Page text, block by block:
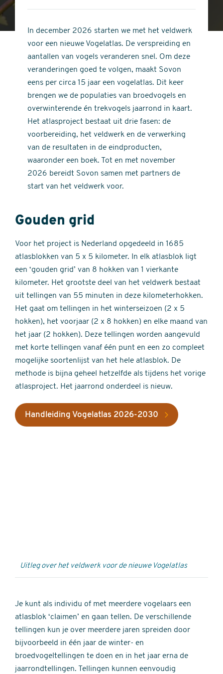
stars
of
stars
In december 2026 starten we met het veldwerk
voor een nieuwe Vogelatlas. De verspreiding en
aantallen van vogels veranderen snel. Om deze
veranderingen goed te volgen, maakt Sovon
eens per circa 15 jaar een vogelatlas. Dit keer
brengen we de populaties van broedvogels en
overwinterende én trekvogels jaarrond in kaart.
Het atlasproject bestaat uit drie fasen: de
voorbereiding, het veldwerk en de verwerking
van de resultaten in de eindproducten,
waaronder een boek. Tot en met november
2026 bereidt Sovon samen met partners de
start van het veldwerk voor.
Gouden grid
Voor het project is Nederland opgedeeld in 1685
atlasblokken van 5 x 5 kilometer. In elk atlasblok ligt
een ‘gouden grid’ van 8 hokken van 1 vierkante
kilometer. Het grootste deel van het veldwerk bestaat
uit tellingen van 55 minuten in deze kilometerhokken.
Het gaat om tellingen in het winterseizoen (2 x 5
hokken), het voorjaar (2 x 8 hokken) en elke maand van
het jaar (2 hokken). Deze tellingen worden aangevuld
met korte tellingen vanaf één punt en een zo compleet
mogelijke soortenlijst van het hele atlasblok. De
methode is bijna geheel hetzelfde als tijdens het vorige
atlasproject. Het jaarrond onderdeel is nieuw.
Handleiding Vogelatlas 2026-2030
Uitleg over het veldwerk voor de nieuwe Vogelatlas
Je kunt als individu of met meerdere vogelaars een
atlasblok ‘claimen’ en gaan tellen. De verschillende
tellingen kun je over meerdere jaren spreiden door
bijvoorbeeld in één jaar de winter- en
broedvogeltellingen te doen en in het jaar erna de
jaarrondtellingen. Tellingen kunnen eenvoudig